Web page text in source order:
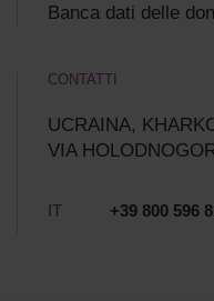
Banca dati delle
CONTATTI
UCRAINA,
VIA
IT +39 800 596